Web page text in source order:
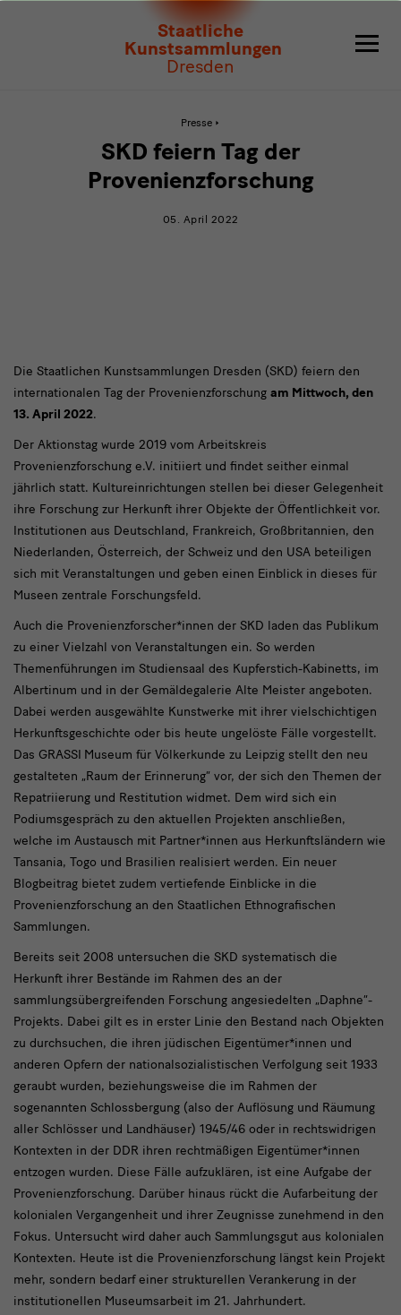
Staatliche
Kunstsammlungen
Dresden
Provenienzforschung
Presse
feiern
der
Provenienzforschung
SKD feiern Tag der
Provenienzforschung
05. April 2022
SKD
feiern
der
Provenienzforschung
Die Staatlichen Kunstsammlungen Dresden (SKD) feiern den
internationalen Tag der Provenienzforschung am Mittwoch, den
13. April 2022.
Der Aktionstag wurde 2019 vom Arbeitskreis
Provenienzforschung e.V. initiiert und findet seither einmal
jährlich statt. Kultureinrichtungen stellen bei dieser Gelegenheit
ihre Forschung zur Herkunft ihrer Objekte der Öffentlichkeit vor.
Institutionen aus Deutschland, Frankreich, Großbritannien, den
Niederlanden, Österreich, der Schweiz und den USA beteiligen
sich mit Veranstaltungen und geben einen Einblick in dieses für
Museen zentrale Forschungsfeld.
Auch die Provenienzforscher*innen der SKD laden das Publikum
zu einer Vielzahl von Veranstaltungen ein. So werden
Themenführungen im Studiensaal des Kupferstich-Kabinetts, im
Albertinum und in der Gemäldegalerie Alte Meister angeboten.
Dabei werden ausgewählte Kunstwerke mit ihrer vielschichtigen
Herkunftsgeschichte oder bis heute ungelöste Fälle vorgestellt.
Das GRASSI Museum für Völkerkunde zu Leipzig stellt den neu
gestalteten „Raum der Erinnerung“ vor, der sich den Themen der
Repatriierung und Restitution widmet. Dem wird sich ein
Podiumsgespräch zu den aktuellen Projekten anschließen,
welche im Austausch mit Partner*innen aus Herkunftsländern wie
Tansania, Togo und Brasilien realisiert werden. Ein neuer
Blogbeitrag bietet zudem vertiefende Einblicke in die
Provenienzforschung an den Staatlichen Ethnografischen
Sammlungen.
Bereits seit 2008 untersuchen die SKD systematisch die
Herkunft ihrer Bestände im Rahmen des an der
sammlungsübergreifenden Forschung angesiedelten „Daphne“-
Projekts. Dabei gilt es in erster Linie den Bestand nach Objekten
zu durchsuchen, die ihren jüdischen Eigentümer*innen und
anderen Opfern der nationalsozialistischen Verfolgung seit 1933
geraubt wurden, beziehungsweise die im Rahmen der
sogenannten Schlossbergung (also der Auflösung und Räumung
aller Schlösser und Landhäuser) 1945/46 oder in rechtswidrigen
Kontexten in der DDR ihren rechtmäßigen Eigentümer*innen
entzogen wurden. Diese Fälle aufzuklären, ist eine Aufgabe der
Provenienzforschung. Darüber hinaus rückt die Aufarbeitung der
kolonialen Vergangenheit und ihrer Zeugnisse zunehmend in den
Fokus. Untersucht wird daher auch Sammlungsgut aus kolonialen
Kontexten. Heute ist die Provenienzforschung längst kein Projekt
mehr, sondern bedarf einer strukturellen Verankerung in der
institutionellen Museumsarbeit im 21. Jahrhundert.